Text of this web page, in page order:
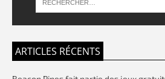
ARTICLES RÉCENTS